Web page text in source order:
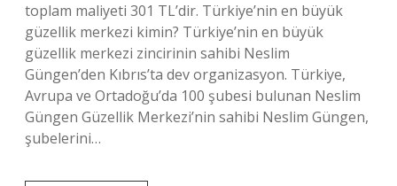
toplam maliyeti 301 TL’dir. Türkiye’nin en büyük
güzellik merkezi kimin? Türkiye’nin en büyük
güzellik merkezi zincirinin sahibi Neslim
Güngen’den Kıbrıs’ta dev organizasyon. Türkiye,
Avrupa ve Ortadoğu’da 100 şubesi bulunan Neslim
Güngen Güzellik Merkezi’nin sahibi Neslim Güngen,
şubelerini…